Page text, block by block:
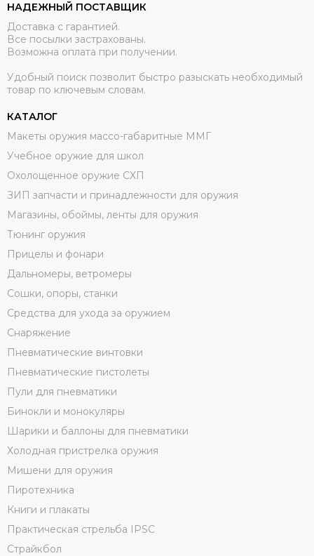
НАДЕЖНЫЙ ПОСТАВЩИК
Доставка с гарантией.
Все посылки застрахованы.
Возможна оплата при получении.
Удобный поиск позволит быстро разыскать необходимый
товар по ключевым словам.
КАТАЛОГ
Макеты оружия массо-габаритные ММГ
Учебное оружие для школ
Охолощенное оружие СХП
ЗИП запчасти и принадлежности для оружия
Магазины, обоймы, ленты для оружия
Тюнинг оружия
Прицелы и фонари
Дальномеры, ветромеры
Сошки, опоры, станки
Средства для ухода за оружием
Снаряжение
Пневматические винтовки
Пневматические пистолеты
Пули для пневматики
Бинокли и монокуляры
Шарики и баллоны для пневматики
Холодная пристрелка оружия
Мишени для оружия
Пиротехника
Книги и плакаты
Практическая стрельба IPSC
Страйкбол